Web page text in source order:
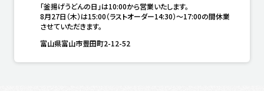
「釜揚げうどんの日」は10:00から営業いたします。
8月27日（木）は15:00（ラストオーダー14:30）～17:00の間休業
させていただきます。
富山県富山市豊田町2-12-52